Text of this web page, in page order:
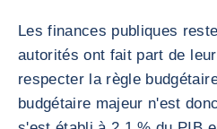
Les finances publiques
autorités ont fait part de
respecter la règle
budgétaire majeur n'est